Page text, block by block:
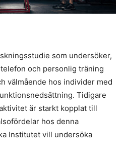
som undersöker,
och personlig träning
välmående hos individer med
Tidigare
är starkt kopplat till
hos denna
Institutet vill undersöka